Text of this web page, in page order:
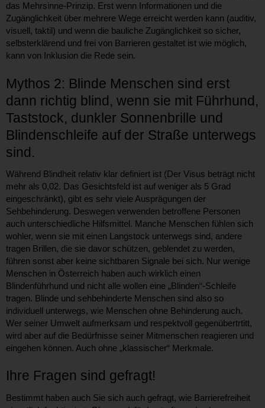
das Mehrsinne-Prinzip. Erst wenn Informationen und die
Zugänglichkeit über mehrere Wege erreicht werden kann (auditiv,
visuell, taktil) und wenn die bauliche Zugänglichkeit so sicher,
selbsterklärend und frei von Barrieren gestaltet ist wie möglich,
kann von Inklusion die Rede sein.
Mythos 2: Blinde Menschen sind erst
dann richtig blind, wenn sie mit Führhund,
Taststock, dunkler Sonnenbrille und
Blindenschleife auf der Straße unterwegs
sind.
Während Blindheit relativ klar definiert ist (Der Visus beträgt nicht
mehr als 0,02. Das Gesichtsfeld ist auf weniger als 5 Grad
eingeschränkt), gibt es sehr viele Ausprägungen der
Sehbehinderung. Deswegen verwenden betroffene Personen
auch unterschiedliche Hilfsmittel. Manche Menschen fühlen sich
wohler, wenn sie mit einen Langstock unterwegs sind, andere
tragen Brillen, die sie davor schützen, geblendet zu werden,
führen sonst aber keine sichtbaren Signale bei sich. Nur wenige
Menschen in Österreich haben auch wirklich einen
Blindenführhund und nicht alle wollen eine „Blinden“-Schleife
tragen. Blinde und sehbehinderte Menschen sind also so
individuell unterwegs, wie Menschen ohne Behinderung auch.
Wer seiner Umwelt aufmerksam und respektvoll gegenübertrtitt,
wird aber auf die Bedürfnisse seiner Mitmenschen reagieren und
eingehen können. Auch ohne „klassischer“ Merkmale.
Ihre Fragen sind gefragt!
Bestimmt haben auch Sie sich auch gefragt, wie Barrierefreiheit